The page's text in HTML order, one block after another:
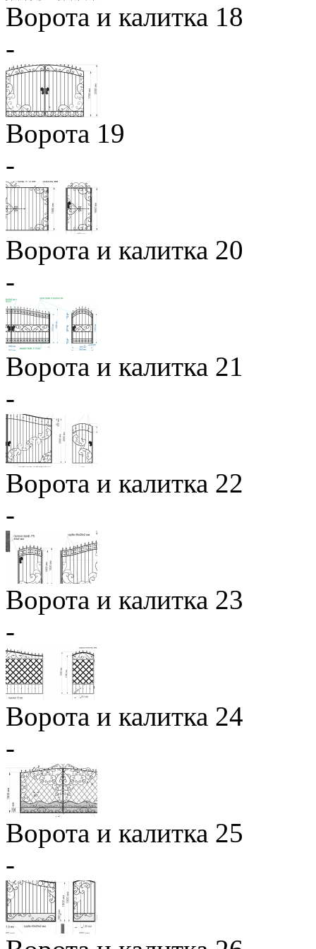
Ворота и калитка 18
-
Ворота 19
-
Ворота и калитка 20
-
Ворота и калитка 21
-
Ворота и калитка 22
-
Ворота и калитка 23
-
Ворота и калитка 24
-
Ворота и калитка 25
-